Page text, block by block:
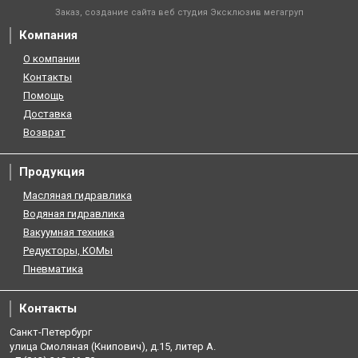
Заказ, создание сайта веб студия Эксклюзив мегагруп
Компания
О компании
Контакты
Помощь
Доставка
Возврат
Продукция
Масляная гидравлика
Водяная гидравлика
Вакуумная техника
Редукторы, КОМы
Пневматика
Контакты
Санкт-Петербург
улица Смоляная (Книпович), д.15, литер А.